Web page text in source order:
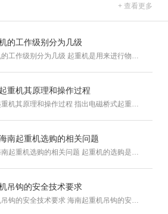
+ 查看更多
的工作级别分为几级
介绍起重机的工作级别分为几级 起重机是用来进行物料搬运和吊装的
重机其原理和操作过程
电磁桥式起重机其原理和操作过程 指出电磁桥式起重机通过电磁吸盘
南起重机选购的相关问题
厂家分享海南起重机选购的相关问题 起重机的选购是众多用户所关心
吊钩的安全技术要求
海南起重机吊钩的安全技术要求 海南起重机吊钩的安全检验人力驱动